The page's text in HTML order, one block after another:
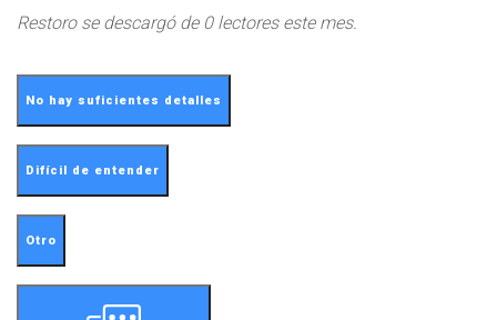
Restoro se descargó de 0lectores este mes.
No hay suficientes detalles
Difícil de entender
Otro